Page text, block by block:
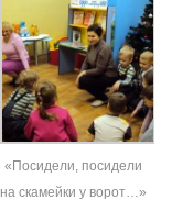
«Посидели, посидели
на скамейки у ворот…»